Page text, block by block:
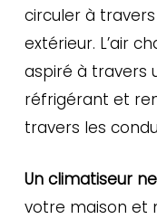
circuler à
extérieur. L’air
aspiré à travers
réfrigérant et
travers les
Un climatiseur
votre maison et